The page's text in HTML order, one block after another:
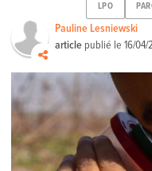
LPO
Pauline Lesniewski
article publié le16/